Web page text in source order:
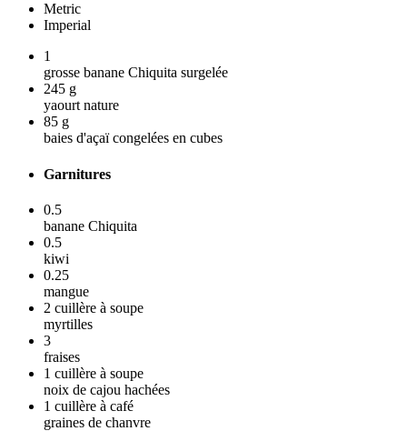
Metric
Imperial
1
grosse banane Chiquita surgelée
245 g
yaourt nature
85 g
baies d'açaï congelées en cubes
Garnitures
0.5
banane Chiquita
0.5
kiwi
0.25
mangue
2 cuillère à soupe
myrtilles
3
fraises
1 cuillère à soupe
noix de cajou hachées
1 cuillère à café
graines de chanvre